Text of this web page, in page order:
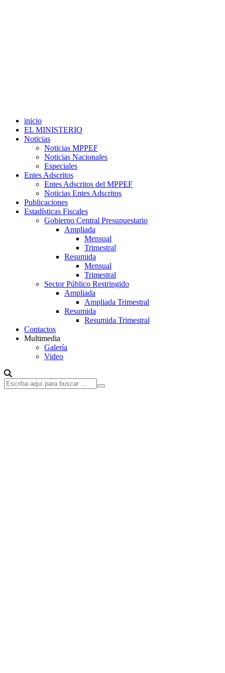
inicio
EL MINISTERIO
Noticias
Noticias MPPEF
Noticias Nacionales
Especiales
Entes Adscritos
Entes Adscritos del MPPEF
Noticias Entes Adscritos
Publicaciones
Estadísticas Fiscales
Gobierno Central Presupuestario
Ampliada
Mensual
Trimestral
Resumida
Mensual
Trimestral
Sector Público Restringido
Ampliada
Ampliada Trimestral
Resumida
Resumida Trimestral
Contactos
Multimedia
Galería
Video